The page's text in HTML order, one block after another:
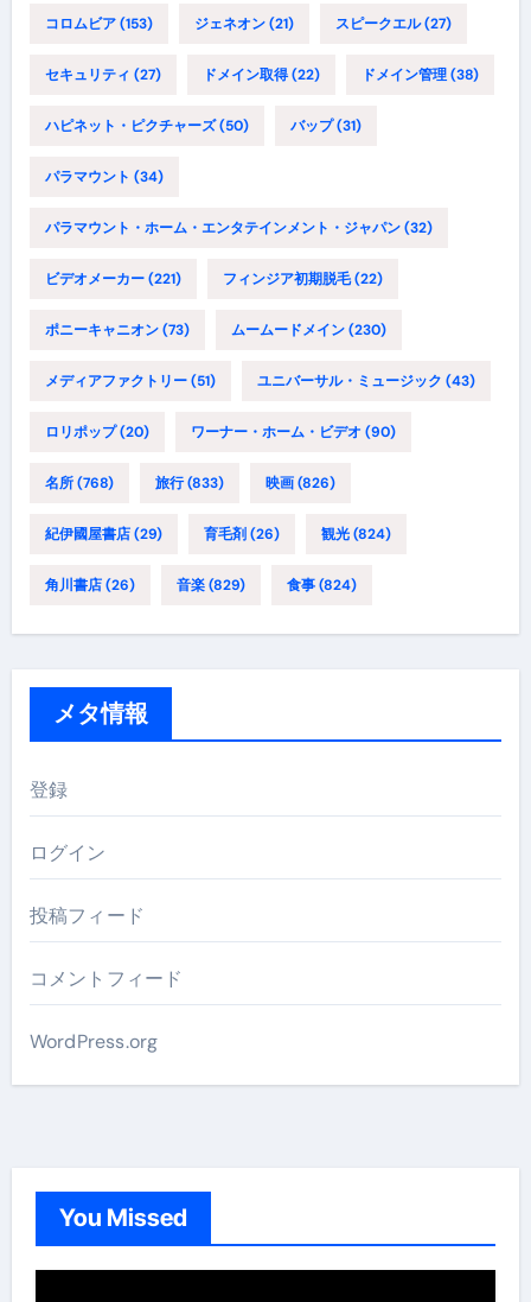
コロムビア(153) ジェネオン(21) スピークエル(27)
セキュリティ (27) ドメイン取得(22) ドメイン管理(38)
ハピネット・ピクチャーズ(50) バップ(31)
パラマウント (34)
パラマウント・ホーム・エンタテインメント・ジャパン(32)
ビデオメーカー(221) フィンジア初期脱毛(22)
ポニーキャニオン(73) ムームードメイン(230)
メディアファクトリー(51) ユニバーサル・ミュージック (43)
ロリポップ(20) ワーナー・ホーム・ビデオ (90)
名所(768) 旅行(833) 映画(826)
紀伊國屋書店(29) 育毛剤(26) 観光(824)
角川書店(26) 音楽(829) 食事(824)
メタ情報
登録
ログイン
投稿フィード
コメントフィード
WordPress.org
You Missed